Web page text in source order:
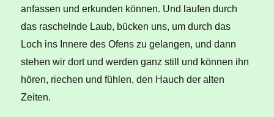
anfassen und erkunden können. Und laufen durch
das raschelnde Laub, bücken uns, um durch das
Loch ins Innere des Ofens zu gelangen, und dann
stehen wir dort und werden ganz still und können ihn
hören, riechen und fühlen, den Hauch der alten
Zeiten.